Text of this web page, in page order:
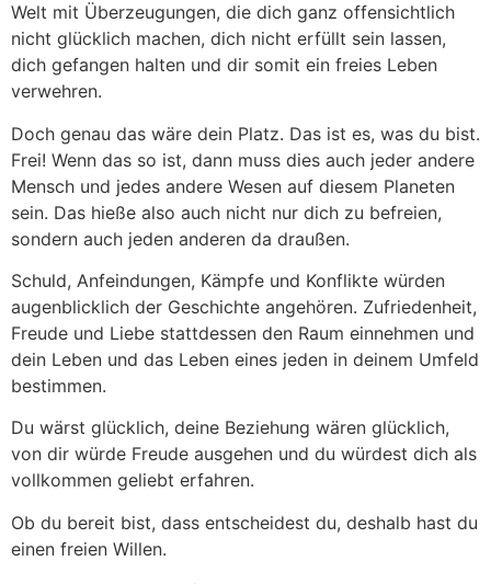
Welt mit Überzeugungen, die dich ganz offensichtlich
nicht glücklich machen, dich nicht erfüllt sein lassen,
dich gefangen halten und dir somit ein freies Leben
verwehren.
Doch genau das wäre dein Platz. Das ist es, was du bist.
Frei! Wenn das so ist, dann muss dies auch jeder andere
Mensch und jedes andere Wesen auf diesem Planeten
sein. Das hieße also auch nicht nur dich zu befreien,
sondern auch jeden anderen da draußen.
Schuld, Anfeindungen, Kämpfe und Konflikte würden
augenblicklich der Geschichte angehören. Zufriedenheit,
Freude und Liebe stattdessen den Raum einnehmen und
dein Leben und das Leben eines jeden in deinem Umfeld
bestimmen.
Du wärst glücklich, deine Beziehung wären glücklich,
von dir würde Freude ausgehen und du würdest dich als
vollkommen geliebt erfahren.
Ob du bereit bist, dass entscheidest du, deshalb hast du
einen freien Willen.